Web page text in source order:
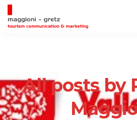
All posts by